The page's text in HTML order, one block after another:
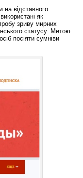
на відставного
як
зриву мирних
статусу. Метою
посіяти сумніви